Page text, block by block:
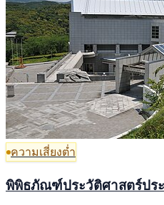
ความเสี่ยงต่ำ
พิพิธภัณฑ์ประวัติศาสตร์ปร